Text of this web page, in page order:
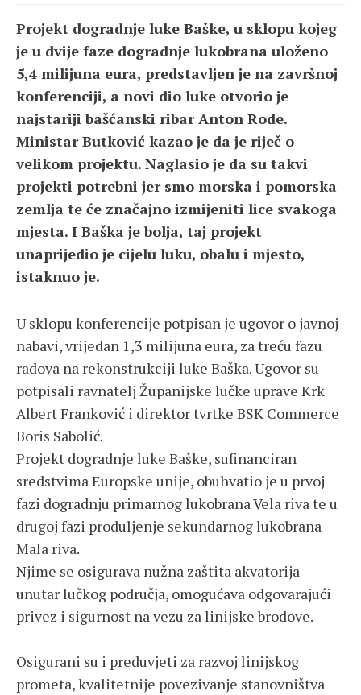
Projekt dogradnje luke Baške, u sklopu kojeg
je u dvije faze dogradnje lukobrana uloženo
5,4 milijuna eura, predstavljen je na završnoj
konferenciji, a novi dio luke otvorio je
najstariji bašćanski ribar Anton Rode.
Ministar Butković kazao je da je riječ o
velikom projektu. Naglasio je da su takvi
projekti potrebni jer smo morska i pomorska
zemlja te će značajno izmijeniti lice svakoga
mjesta. I Baška je bolja, taj projekt
unaprijedio je cijelu luku, obalu i mjesto,
istaknuo je.
U sklopu konferencije potpisan je ugovor o javnoj
nabavi, vrijedan 1,3 milijuna eura, za treću fazu
radova na rekonstrukciji luke Baška. Ugovor su
potpisali ravnatelj Županijske lučke uprave Krk
Albert Franković i direktor tvrtke BSK Commerce
Boris Sabolić.
Projekt dogradnje luke Baške, sufinanciran
sredstvima Europske unije, obuhvatio je u prvoj
fazi dogradnju primarnog lukobrana Vela riva te u
drugoj fazi produljenje sekundarnog lukobrana
Mala riva.
Njime se osigurava nužna zaštita akvatorija
unutar lučkog područja, omogućava odgovarajući
privez i sigurnost na vezu za linijske brodove.
Osigurani su i preduvjeti za razvoj linijskog
prometa, kvalitetnije povezivanje stanovništva